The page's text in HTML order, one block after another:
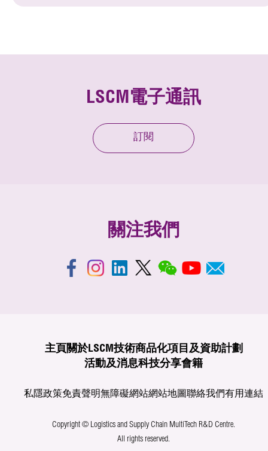
LSCM電子通訊
訂閱
關注我們
主頁 關於LSCM技術商品化項目及資助計劃
活動及消息科技分享會籍
私隱政策免責聲明無障礙網站網站地圖聯絡我們有用連結
Copyright © Logistics and Supply Chain MultiTech R&D Centre.
All rights reserved.